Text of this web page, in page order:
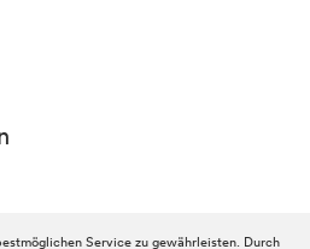
Service zu gewährleisten. Durch